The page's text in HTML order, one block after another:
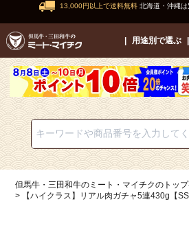
13,000円以上で送料無料 北海道・沖縄は
用途別で選ぶ
但馬牛・三田和牛のミート・マイチクのトッ
【ハイクラス】リアル肉ガチャ5連430g【